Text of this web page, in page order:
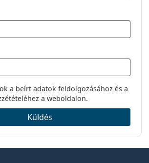
a beírt adatokfeldolgozásához és a
a weboldalon.
Küldés